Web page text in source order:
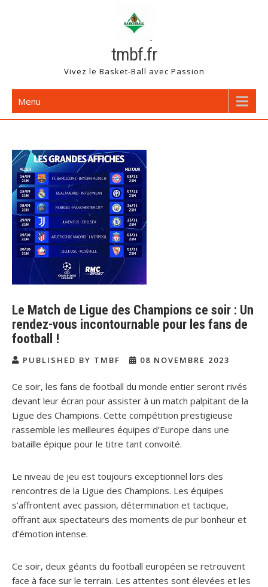
tmbf.fr
Vivez le Basket-Ball avec Passion
Menu
Le Match de Ligue des Champions ce soir : Un
rendez-vous incontournable pour les fans de
football !
PUBLISHED BY TMBF 08 NOVEMBRE 2023
Ce soir, les fans de football du monde entier seront rivés
devant leur écran pour assister à un match palpitant de la
Ligue des Champions. Cette compétition prestigieuse
rassemble les meilleures équipes d’Europe dans une
bataille épique pour le titre tant convoité.
Le niveau de jeu est toujours exceptionnel lors des
rencontres de la Ligue des Champions. Les équipes
s’affrontent avec passion, détermination et tactique,
offrant aux spectateurs des moments de pur bonheur et
d’émotion intense.
Ce soir, deux géants du football européen se retrouvent
face à face sur le terrain. Les attentes sont élevées et les